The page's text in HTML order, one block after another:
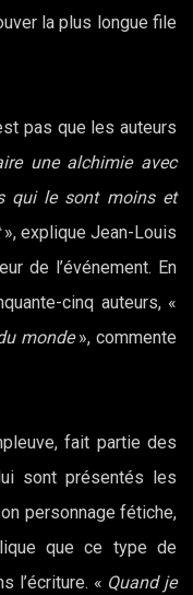
la plus longue file
pas que les auteurs
une alchimie avec
qui le sont moins et
», explique Jean-Louis
de l’événement. En
cinq auteurs, «
monde», commente
fait partie des
sont présentés les
personnage fétiche,
que ce type de
l’écriture. « Quand je